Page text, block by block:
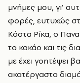
μνήμες μου, γι’
φορές, ευτυχώς
Κόστα Ρίκα, ο
το κακάο και τις
με έχει γοητέψει
ακατέργαστο